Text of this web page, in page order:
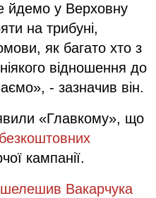
йдемо у Верховну
на трибуні,
як багато хто з
відношення до
- зазначив він.
«Главкому», що
кампанії.
Вакарчука